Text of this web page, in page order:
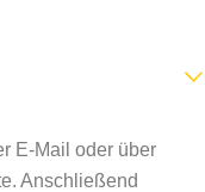
E-Mail oder über
Anschließend